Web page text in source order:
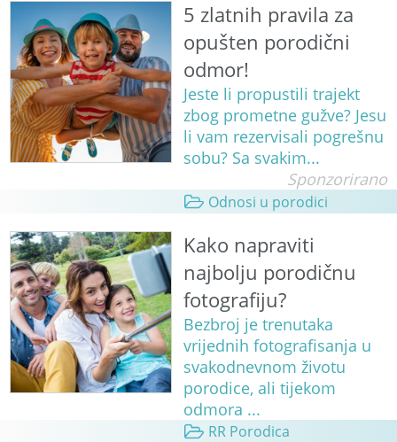
5 zlatnih pravila za
opušten porodični
odmor!
Jeste li propustili trajekt
zbog prometne gužve? Jesu
li vam rezervisali pogrešnu
sobu? Sa svakim...
Sponzorirano
Odnosi u porodici
Kako napraviti
najbolju porodičnu
fotografiju?
Bezbroj je trenutaka
vrijednih fotografisanja u
svakodnevnom životu
porodice, ali tijekom
odmora ...
RR Porodica